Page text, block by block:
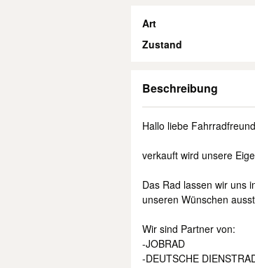
Art
Zustand
Beschreibung
Hallo liebe
verkauft wird unsere
Das Rad lassen wir uns
unseren Wünschen
Wir sind Partner von:
-JOBRAD
-DEUTSCHE